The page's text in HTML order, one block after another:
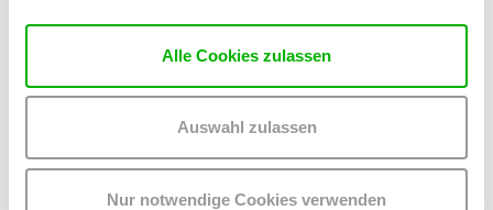
Alle Cookies zulassen
Auswahl zulassen
Nur notwendige Cookies verwenden
MORE
BUY TICKETS
LOI